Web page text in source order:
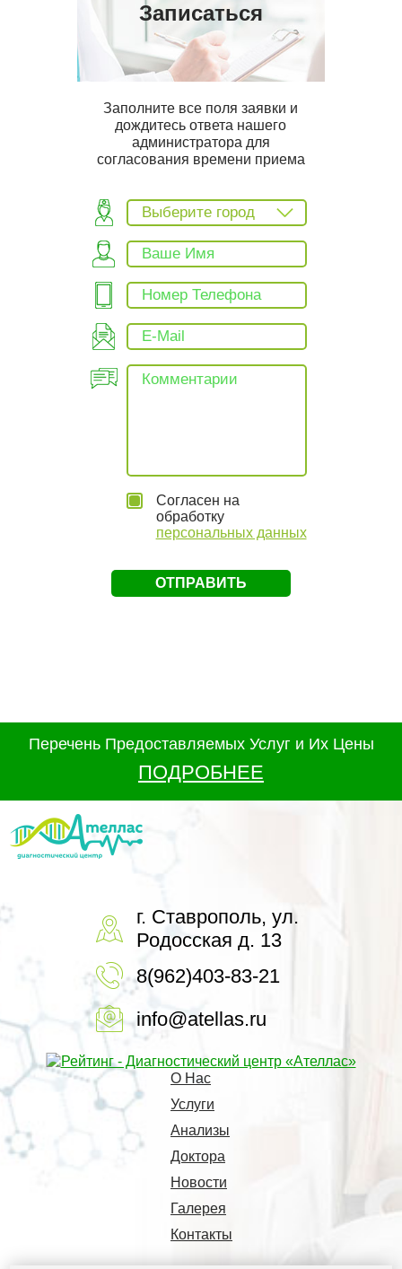
Записаться
Заполните все поля заявки и
дождитесь ответа нашего
администратора для
согласования времени приема
Выберите город
Согласен на
обработку
персональных данных
Перечень Предоставляемых Услуг и Их Цены
ПОДРОБНЕЕ
г. Ставрополь, ул.
Родосская д. 13
8(962)403-83-21
info@atellas.ru
О Нас
Услуги
Анализы
Доктора
Новости
Галерея
Контакты